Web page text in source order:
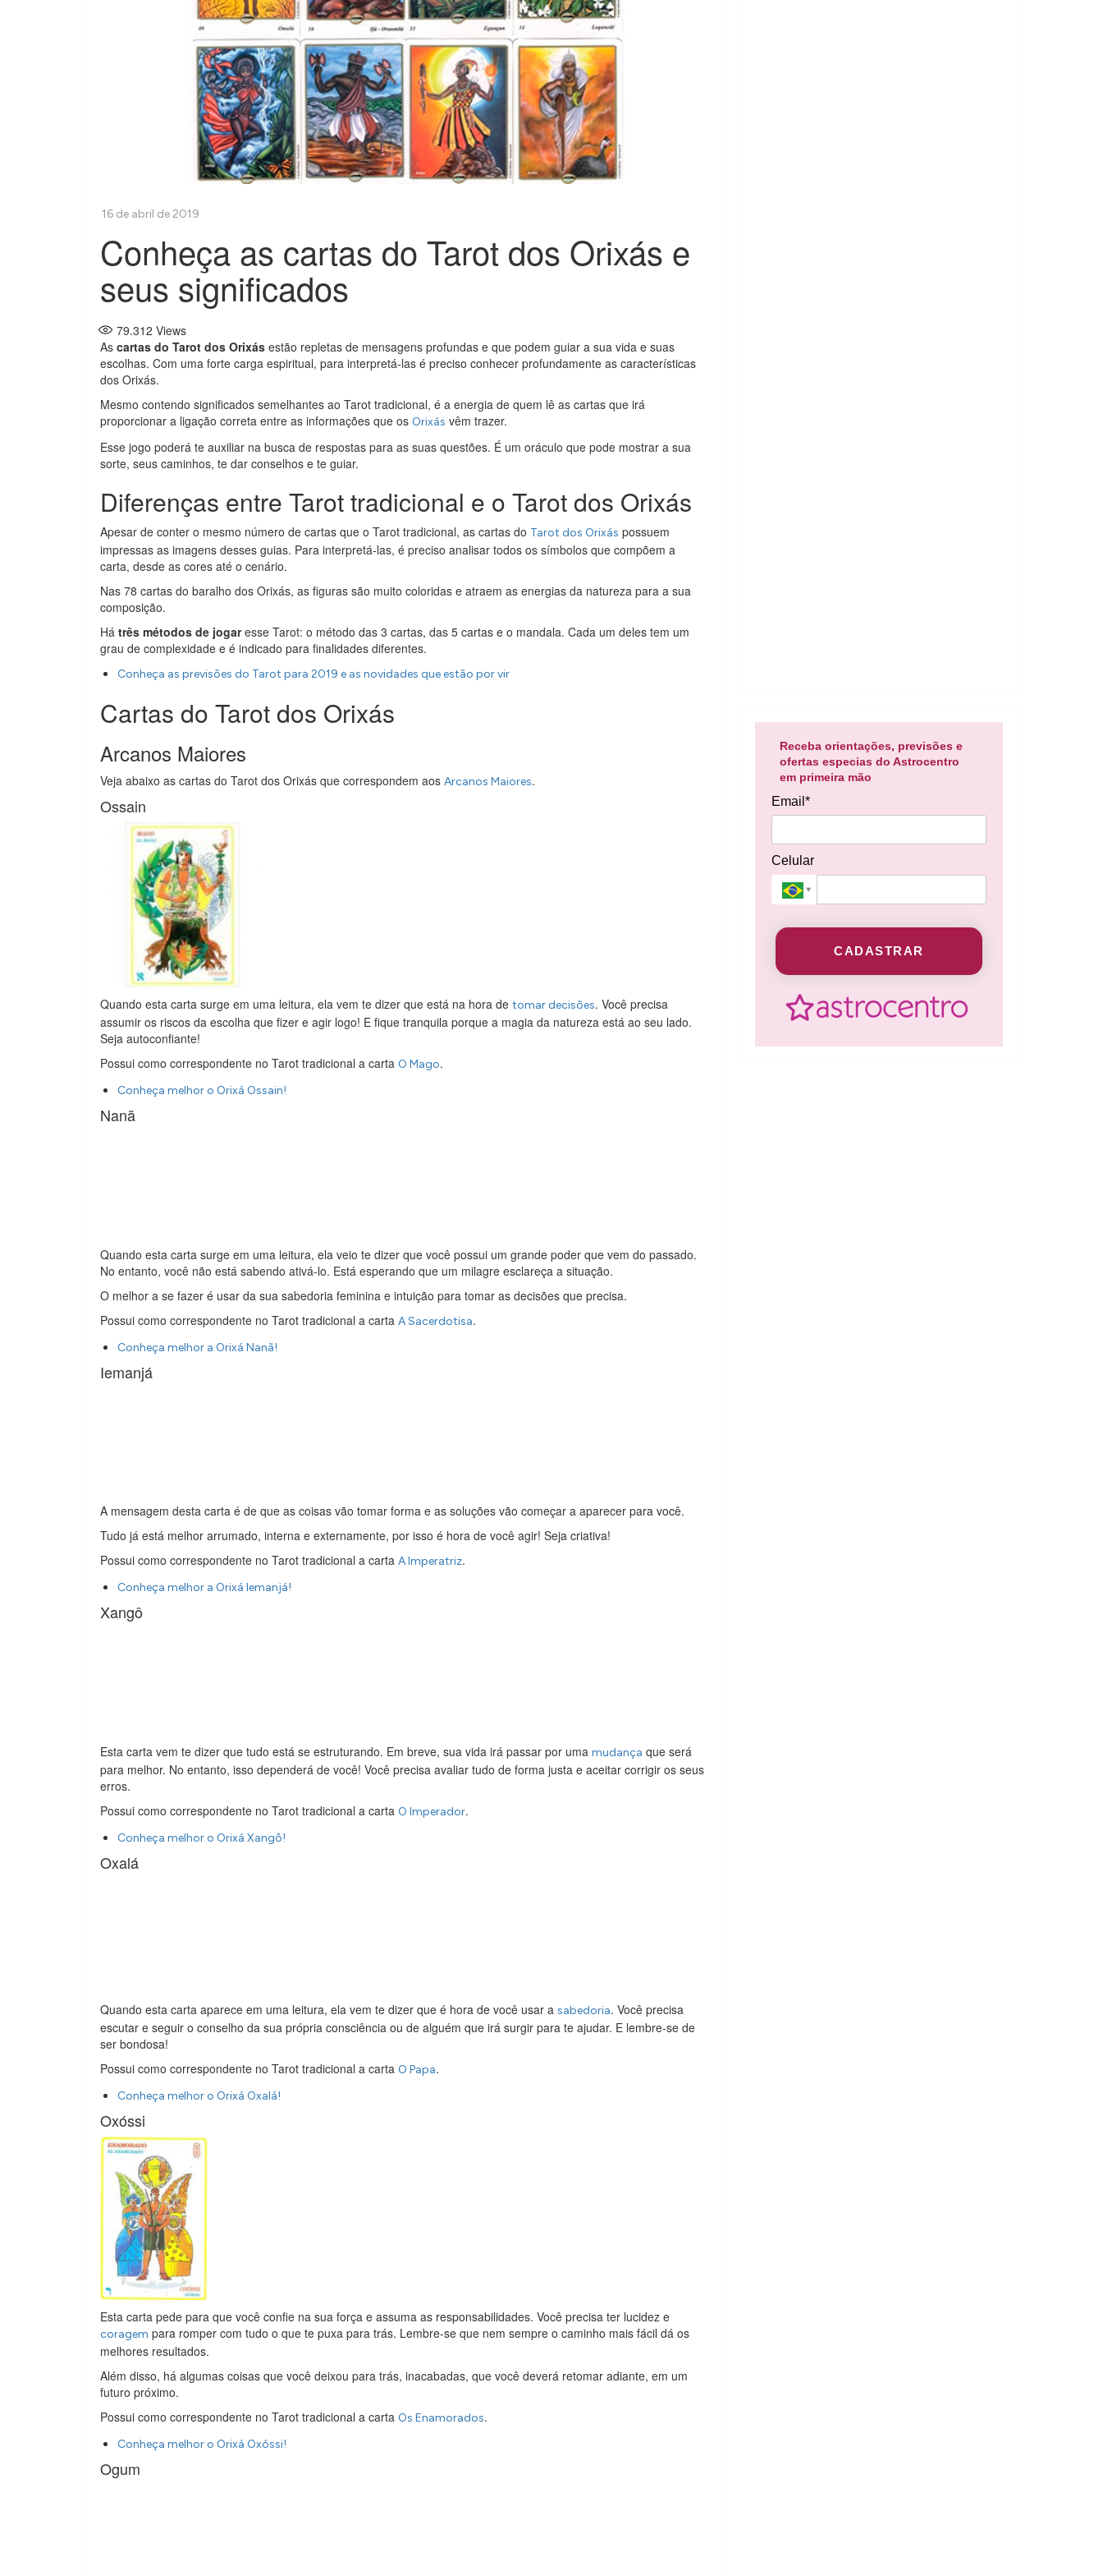
Conheça as cartas do Tarot dos Orixás e
seus significados
79.312 Views
As cartas do Tarot dos Orixás estão repletas de mensagens profundas e que podem guiar a sua vida e suas
escolhas. Com uma forte carga espiritual, para interpretá-las é preciso conhecer profundamente as características
dos Orixás.
Mesmo contendo significados semelhantes ao Tarot tradicional, é a energia de quem lê as cartas que irá
proporcionar a ligação correta entre as informações que os Orixás vêm trazer.
Esse jogo poderá te auxiliar na busca de respostas para as suas questões. É um oráculo que pode mostrar a sua
sorte, seus caminhos, te dar conselhos e te guiar.
Diferenças entre Tarot tradicional e o Tarot dos Orixás
Apesar de conter o mesmo número de cartas que o Tarot tradicional, as cartas do Tarot dos Orixás possuem
impressas as imagens desses guias. Para interpretá-las, é preciso analisar todos os símbolos que compõem a
carta, desde as cores até o cenário.
Nas 78 cartas do baralho dos Orixás, as figuras são muito coloridas e atraem as energias da natureza para a sua
composição.
Há três métodos de jogaresse Tarot: o método das 3 cartas, das 5 cartas e o mandala. Cada um deles tem um
grau de complexidade e é indicado para finalidades diferentes.
Conheça as previsões do Tarot para 2019 e as novidades que estão por vir
Cartas do Tarot dos Orixás
Arcanos Maiores
Veja abaixo as cartas do Tarot dos Orixás que correspondem aos Arcanos Maiores.
Ossain
Quando esta carta surge em uma leitura, ela vem te dizer que está na hora de tomar decisões. Você precisa
assumir os riscos da escolha que fizer e agir logo! E fique tranquila porque a magia da natureza está ao seu lado.
Seja autoconfiante!
Possui como correspondente no Tarot tradicional a carta O Mago.
Conheça melhor o Orixá Ossain!
Nanã
Quando esta carta surge em uma leitura, ela veio te dizer que você possui um grande poder que vem do passado.
No entanto, você não está sabendo ativá-lo. Está esperando que um milagre esclareça a situação.
O melhor a se fazer é usar da sua sabedoria feminina e intuição para tomar as decisões que precisa.
Possui como correspondente no Tarot tradicional a carta A Sacerdotisa.
Conheça melhor a Orixá Nanã!
Iemanjá
A mensagem desta carta é de que as coisas vão tomar forma e as soluções vão começar a aparecer para você.
Tudo já está melhor arrumado, interna e externamente, por isso é hora de você agir! Seja criativa!
Possui como correspondente no Tarot tradicional a carta A Imperatriz.
Conheça melhor a Orixá Iemanjá!
Xangô
Esta carta vem te dizer que tudo está se estruturando. Em breve, sua vida irá passar por uma mudança que será
para melhor. No entanto, isso dependerá de você! Você precisa avaliar tudo de forma justa e aceitar corrigir os seus
erros.
Possui como correspondente no Tarot tradicional a carta O Imperador.
Conheça melhor o Orixá Xangô!
Oxalá
Quando esta carta aparece em uma leitura, ela vem te dizer que é hora de você usar a sabedoria. Você precisa
escutar e seguir o conselho da sua própria consciência ou de alguém que irá surgir para te ajudar. E lembre-se de
ser bondosa!
Possui como correspondente no Tarot tradicional a carta O Papa.
Conheça melhor o Orixá Oxalá!
Oxóssi
Esta carta pede para que você confie na sua força e assuma as responsabilidades. Você precisa ter lucidez e
coragem para romper com tudo o que te puxa para trás. Lembre-se que nem sempre o caminho mais fácil dá os
melhores resultados.
Além disso, há algumas coisas que você deixou para trás, inacabadas, que você deverá retomar adiante, em um
futuro próximo.
Possui como correspondente no Tarot tradicional a carta Os Enamorados.
Conheça melhor o Orixá Oxóssi!
Ogum
Receba orientações, previsões e
ofertas especias do Astrocentro
em primeira mão
Email*
Celular
CADASTRAR